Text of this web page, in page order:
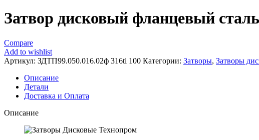
Затвор дисковый фланцевый
Compare
Add to wishlist
Артикул: ЗДТП99.050.016.02ф 316ti 100 Категории: Затворы, Затворы
Описание
Детали
Доставка и Оплата
Описание